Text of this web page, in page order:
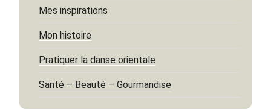
Mes inspirations
Mon histoire
Pratiquer la danse orientale
Santé – Beauté – Gourmandise